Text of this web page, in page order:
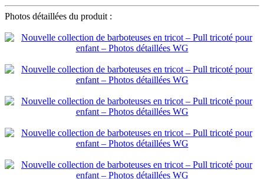
Photos détaillées du produit :